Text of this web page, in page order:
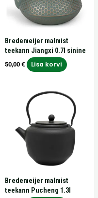
Bredemeijer malmist
teekann Jiangxi 0.7l sinine
50,00 € Lisa korvi
Bredemeijer malmist
teekann Pucheng 1.3l